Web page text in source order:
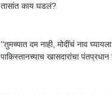
तासांत काय घडलं?
''तुमच्यात दम नाही, मोदींचं नाव
पाकिस्तानच्याच खासदारांचा